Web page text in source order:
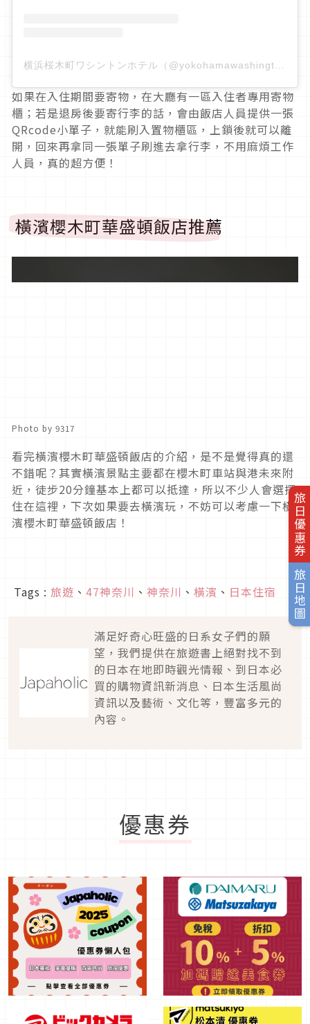
旅日優惠券
旅日地圖
横浜桜木町ワシントンホテル（@yokohamawashingtonhotel）分享的貼文
如果在入住期間要寄物，在大廳有一區入住者專用寄物
櫃；若是退房後要寄行李的話，會由飯店人員提供一張
QRcode小單子，就能刷入置物櫃區，上鎖後就可以離
開，回來再拿同一張單子刷進去拿行李，不用麻煩工作
人員，真的超方便！
橫濱櫻木町華盛頓飯店推薦
Photo by 9317
看完橫濱櫻木町華盛頓飯店的介紹，是不是覺得真的還
不錯呢？其實橫濱景點主要都在櫻木町車站與港未來附
近，徒步20分鐘基本上都可以抵達，所以不少人會選擇
住在這裡，下次如果要去橫濱玩，不妨可以考慮一下橫
濱櫻木町華盛頓飯店！
Tags : 旅遊 、 47神奈川 、 神奈川 、 橫濱 、 日本住宿
滿足好奇心旺盛的日系女子們的願
望，我們提供在旅遊書上絕對找不到
的日本在地即時觀光情報、到日本必
買的購物資訊新消息、日本生活風尚
資訊以及藝術、文化等，豐富多元的
內容。
優惠券